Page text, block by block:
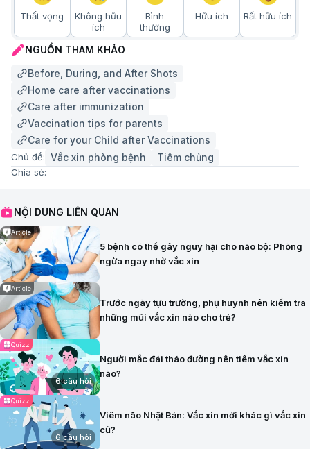
Thất vọng
Không hữu
ích
Bình
thường
Hữu ích Rất hữu ích
NGUỒN THAM KHẢO
Before, During, and After Shots
Home care after vaccinations
Care after immunization
Vaccination tips for parents
Care for your Child after Vaccinations
Chủ đề: Vắc xin phòng bệnh Tiêm chủng
Chia sẻ:
NỘI DUNG LIÊN QUAN
Article
5 bệnh có thể gây nguy hại cho não bộ: Phòng
ngừa ngay nhờ vắc xin
Article
Trước ngày tựu trường, phụ huynh nên kiểm tra
những mũi vắc xin nào cho trẻ?
Quizz
6 câu hỏi
Người mắc đái tháo đường nên tiêm vắc xin
nào?
Quizz
6 câu hỏi
Viêm não Nhật Bản: Vắc xin mới khác gì vắc xin
cũ?